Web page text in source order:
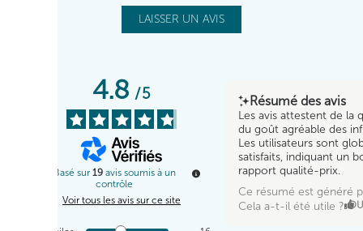
LAISSER UN AVIS
4.8/5
Basé sur 19 avis soumis à un
contrôle
Voir tous les avis sur ce site
Résumé des avis
Les avis attestent de la
du goût agréable des
Les utilisateurs sont
satisfaits, indiquant un
rapport qualité-prix.
Ce résumé est généré
Cela a-t-il été utile ?